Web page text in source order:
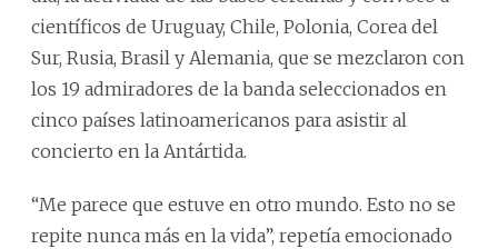
científicos de Uruguay, Chile, Polonia, Corea del
Sur, Rusia, Brasil y Alemania, que se mezclaron con
los 19 admiradores de la banda seleccionados en
cinco países latinoamericanos para asistir al
concierto en la Antártida.
“Me parece que estuve en otro mundo. Esto no se
repite nunca más en la vida”, repetía emocionado